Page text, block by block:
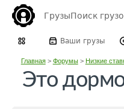
ГрузыПоиск
Ваши грузы
Главная> Форумы> Низкие
Это